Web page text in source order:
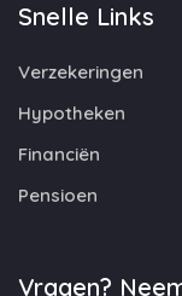
Snelle Links
Verzekeringen
Hypotheken
Financiën
Pensioen
Vragen?